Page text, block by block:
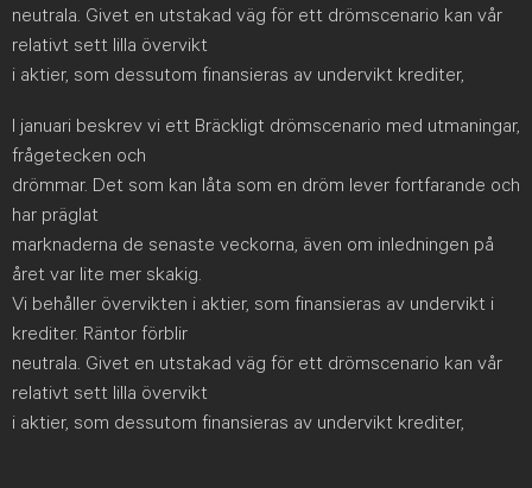
neutrala. Givet en utstakad väg för ett drömscenario kan vår
relativt sett lilla övervikt
i aktier, som dessutom finansieras av undervikt krediter,
I januari beskrev vi ett Bräckligt drömscenario med utmaningar,
frågetecken och
drömmar. Det som kan låta som en dröm lever fortfarande och
har präglat
marknaderna de senaste veckorna, även om inledningen på
året var lite mer skakig.
Vi behåller övervikten i aktier, som finansieras av undervikt i
krediter. Räntor förblir
neutrala. Givet en utstakad väg för ett drömscenario kan vår
relativt sett lilla övervikt
i aktier, som dessutom finansieras av undervikt krediter,